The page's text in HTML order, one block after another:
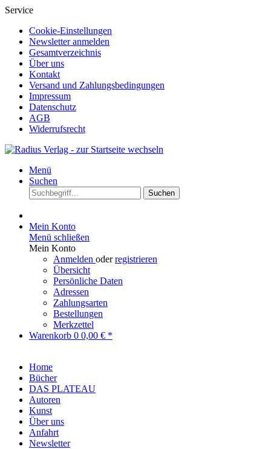
Service
Cookie-Einstellungen
Newsletter anmelden
Gesamtverzeichnis
Über uns
Kontakt
Versand und Zahlungsbedingungen
Impressum
Datenschutz
AGB
Widerrufsrecht
Menü
Suchen
Suchen
Mein Konto
Menü schließen
Mein Konto
Anmelden oderregistrieren
Übersicht
Persönliche Daten
Adressen
Zahlungsarten
Bestellungen
Merkzettel
Warenkorb 0 0,00 € *
Home
Bücher
DAS PLATEAU
Autoren
Kunst
Über uns
Anfahrt
Newsletter